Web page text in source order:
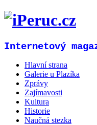
Internetový
Hlavní strana
Galerie u Plazíka
Zprávy
Zajímavosti
Kultura
Historie
Naučná stezka